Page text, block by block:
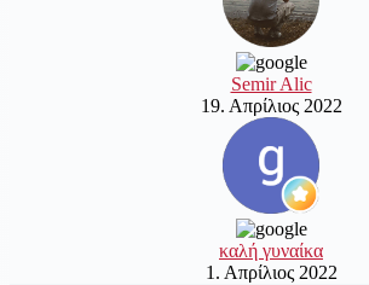
Semir Alic
19. Απρίλιος 2022
καλή γυναίκα
1. Απρίλιος 2022